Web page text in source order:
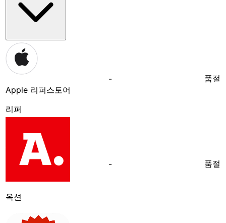
Apple 리퍼스토어
리퍼
- 품절
옥션
- 품절